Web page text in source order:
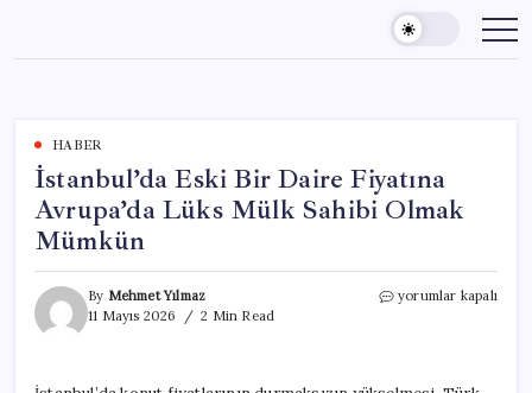
content
HABER
İstanbul’da Eski Bir Daire Fiyatına
Avrupa’da Lüks Mülk Sahibi Olmak
Mümkün
By Mehmet Yılmaz
11 Mayıs 2026
2 Min Read
İstanbul’da
yorumlar kapalı